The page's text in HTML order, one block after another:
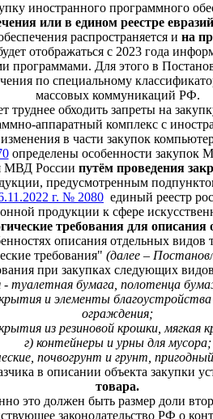
иностранного программного
или в едином реестре
распространяется и на
отображаться с 2023 года
программами. Для этого в
по специальному
массовых коммуникаций РФ.
обходить запреты на
аппаратный комплекс с
в части закупок
определены особенности закупок
МВД России путём проведения
предусмотренным
г. № 2080 единый реестр
продукции к сфере
требования для
описания отдельных видов
требования" (далее –
при закупках следующих
- туалетная бумага,
и элементы
ограждения;
из резиновой крошки, мягкая
г) контейнеры и урны для мусора;
почвогрунт и грунт,
в описании объекта закупки
товара.
это должен быть размер доли
законодательство РФ о